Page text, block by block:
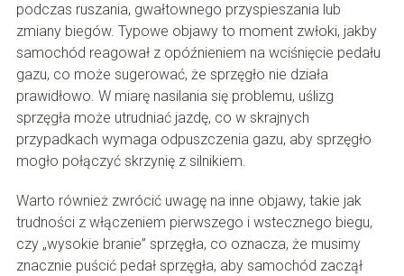
podczas ruszania, gwałtownego przyspieszania lub
zmiany biegów. Typowe objawy to moment zwłoki, jakby
samochód reagował z opóźnieniem na wciśnięcie pedału
gazu, co może sugerować, że sprzęgło nie działa
prawidłowo. W miarę nasilania się problemu, uślizg
sprzęgła może utrudniać jazdę, co w skrajnych
przypadkach wymaga odpuszczenia gazu, aby sprzęgło
mogło połączyć skrzynię z silnikiem.
Warto również zwrócić uwagę na inne objawy, takie jak
trudności z włączeniem pierwszego i wstecznego biegu,
czy „wysokie branie” sprzęgła, co oznacza, że musimy
znacznie puścić pedał sprzęgła, aby samochód zaczął